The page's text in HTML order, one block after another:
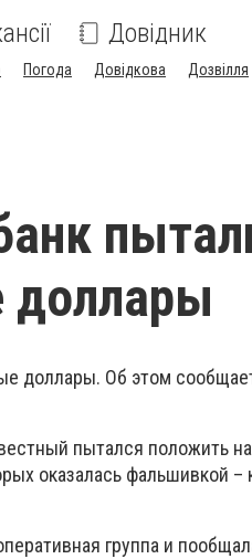
Довідник
Погода Довідкова Дозвілля
доллары. Об этом
пытался положить
оказалась фальшивкой –
группа и